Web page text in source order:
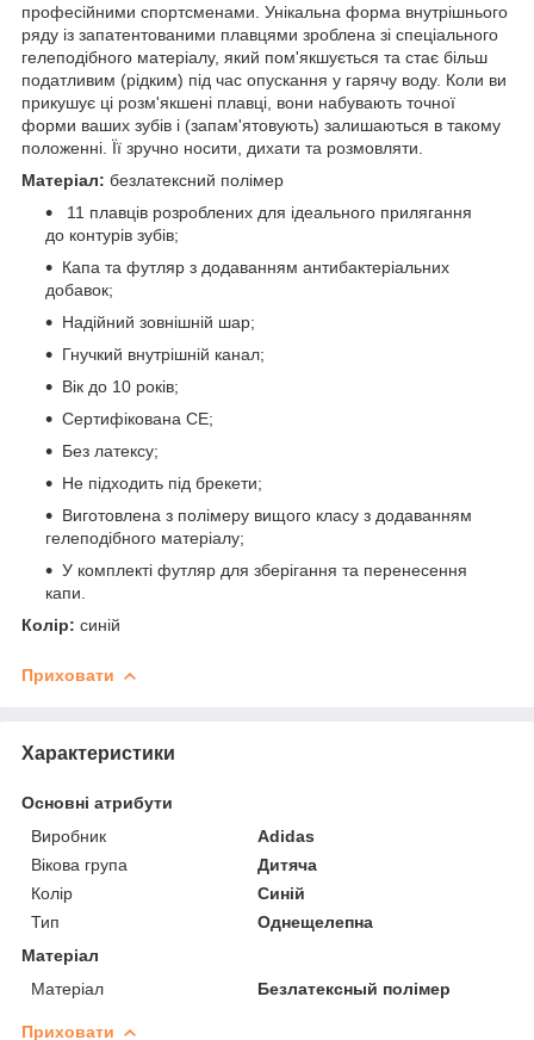
професійними спортсменами. Унікальна форма внутрішнього
ряду із запатентованими плавцями зроблена зі спеціального
гелеподібного матеріалу, який пом'якшується та стає більш
податливим (рідким) під час опускання у гарячу воду. Коли ви
прикушує ці розм'якшені плавці, вони набувають точної
форми ваших зубів і (запам'ятовують) залишаються в такому
положенні. Її зручно носити, дихати та розмовляти.
Матеріал: безлатексний полімер
11 плавців розроблених для ідеального прилягання
до контурів зубів;
Капа та футляр з додаванням антибактеріальних
добавок;
Надійний зовнішній шар;
Гнучкий внутрішній канал;
Вік до 10 років;
Сертифікована CE;
Без латексу;
Не підходить під брекети;
Виготовлена з полімеру вищого класу з додаванням
гелеподібного матеріалу;
У комплекті футляр для зберігання та перенесення
капи.
Колір: синій
Приховати
Характеристики
Основні атрибути
Виробник
Adidas
Вікова група
Дитяча
Колір
Синій
Тип
Однещелепна
Матеріал
Матеріал
Безлатексный полімер
Приховати